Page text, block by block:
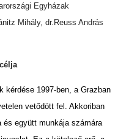
Egyházak
Mihály, dr.Reuss András
kérdése 1997-ben, a Grazban
vetődött fel. Akkoriban
és együtt munkája számára